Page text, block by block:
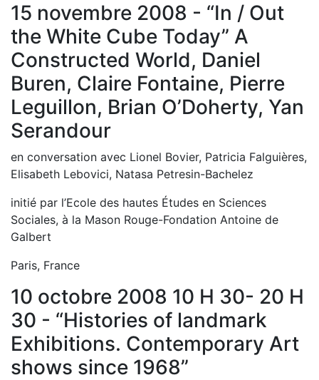
15 novembre 2008 - “In / Out
the White Cube Today” A
Constructed World, Daniel
Buren, Claire Fontaine, Pierre
Leguillon, Brian O’Doherty, Yan
Serandour
en conversation avec Lionel Bovier, Patricia Falguières,
Elisabeth Lebovici, Natasa Petresin-Bachelez
initié par l’Ecole des hautes Études en Sciences
Sociales, à la Mason Rouge-Fondation Antoine de
Galbert
Paris, France
10 octobre 2008 10 H 30- 20 H
30 - “Histories of landmark
Exhibitions. Contemporary Art
shows since 1968”